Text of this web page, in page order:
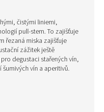
čistými liniemi,
pull-stem. To zajišťuje
řezaná miska zajišťuje
zážitek ještě
degustaci stařených vín,
vín a aperitivů.